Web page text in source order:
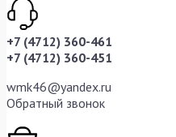
+7 (4712) 360-461
+7 (4712) 360-451
wmk46@yandex.ru
Обратный звонок